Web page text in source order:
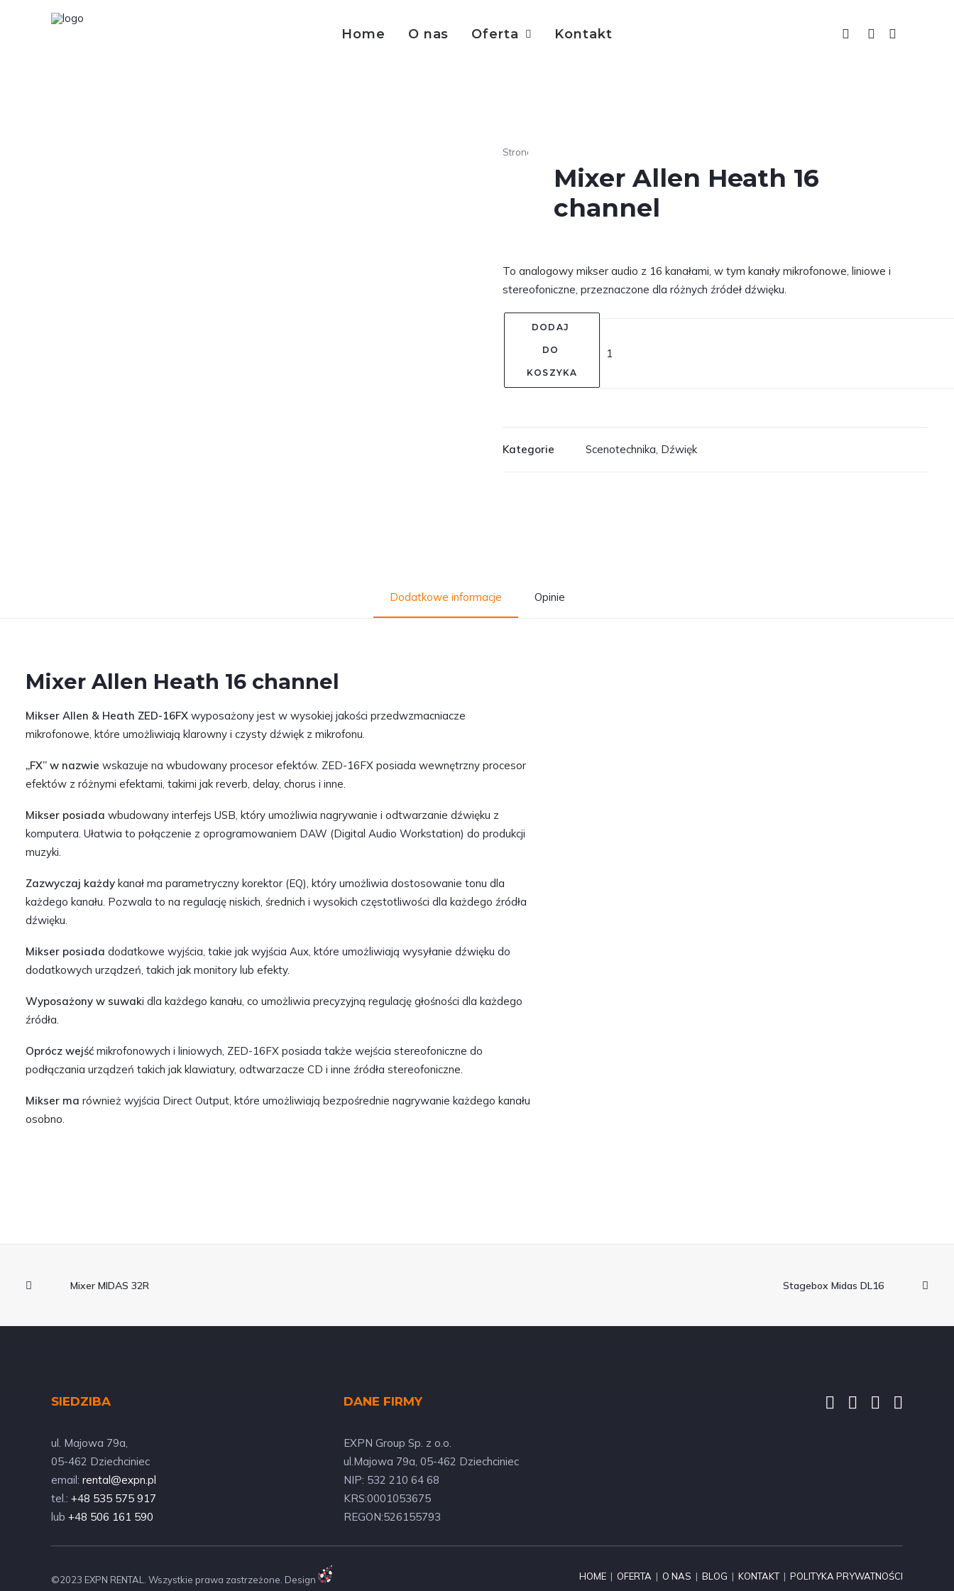
Home O nas Oferta Kontakt
Strona główna
Mixer Allen Heath 16
channel
To analogowy mikser audio z 16 kanałami, w tym kanały mikrofonowe, liniowe i
stereofoniczne, przeznaczone dla różnych źródeł dźwięku.
DODAJ
DO
KOSZYKA
Kategorie Scenotechnika, Dźwięk
Dodatkowe informacje Opinie
Mixer Allen Heath 16 channel
Mikser Allen & Heath ZED-16FX wyposażony jest w wysokiej jakości przedwzmacniacze
mikrofonowe, które umożliwiają klarowny i czysty dźwięk z mikrofonu.
„FX” w nazwie wskazuje na wbudowany procesor efektów. ZED-16FX posiada wewnętrzny procesor
efektów z różnymi efektami, takimi jak reverb, delay, chorus i inne.
Mikser posiada wbudowany interfejs USB, który umożliwia nagrywanie i odtwarzanie dźwięku z
komputera. Ułatwia to połączenie z oprogramowaniem DAW (Digital Audio Workstation) do produkcji
muzyki.
Zazwyczaj każdy kanał ma parametryczny korektor (EQ), który umożliwia dostosowanie tonu dla
każdego kanału. Pozwala to na regulację niskich, średnich i wysokich częstotliwości dla każdego źródła
dźwięku.
Mikser posiada dodatkowe wyjścia, takie jak wyjścia Aux, które umożliwiają wysyłanie dźwięku do
dodatkowych urządzeń, takich jak monitory lub efekty.
Wyposażony w suwaki dla każdego kanału, co umożliwia precyzyjną regulację głośności dla każdego
źródła.
Oprócz wejść mikrofonowych i liniowych, ZED-16FX posiada także wejścia stereofoniczne do
podłączania urządzeń takich jak klawiatury, odtwarzacze CD i inne źródła stereofoniczne.
Mikser ma również wyjścia Direct Output, które umożliwiają bezpośrednie nagrywanie każdego kanału
osobno.
Mixer MIDAS 32R Stagebox Midas DL16
SIEDZIBA
ul. Majowa 79a,
05-462 Dziechciniec
email: rental@expn.pl
tel.: +48 535 575 917
lub +48 506 161 590
DANE FIRMY
EXPN Group Sp. z o.o.
ul.Majowa 79a, 05-462 Dziechciniec
NIP: 532 210 64 68
KRS:0001053675
REGON:526155793
©2023 EXPN RENTAL. Wszystkie prawa zastrzeżone. Design HOME | OFERTA | O NAS | BLOG | KONTAKT| POLITYKA PRYWATNOŚCI